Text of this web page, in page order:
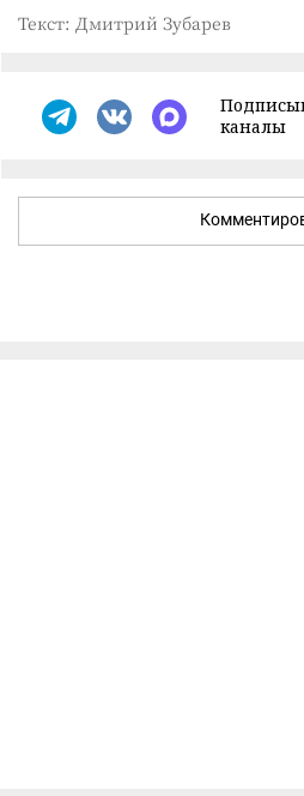
Текст: Дмитрий Зубарев
каналы